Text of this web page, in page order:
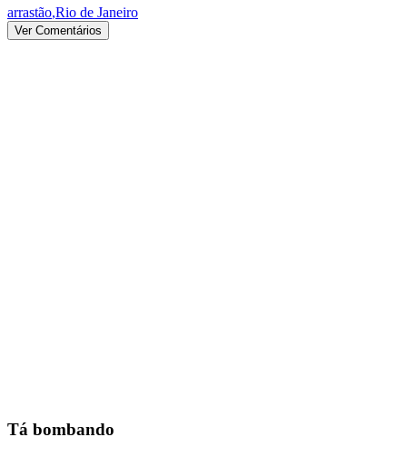
arrastão,Rio de Janeiro
Ver Comentários
Tá bombando